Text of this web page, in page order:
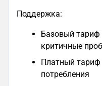
Поддержка:
Базовый
критичные
Платный
потребления